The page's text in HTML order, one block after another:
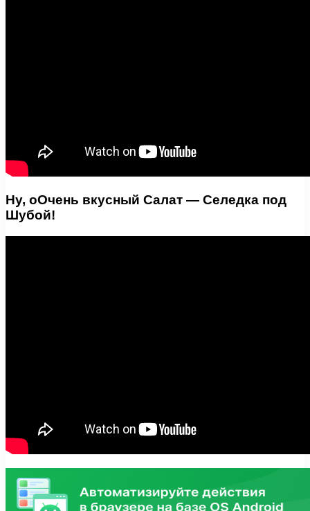
Ну, оОчень вкусный Салат — Селедка под
Шубой!